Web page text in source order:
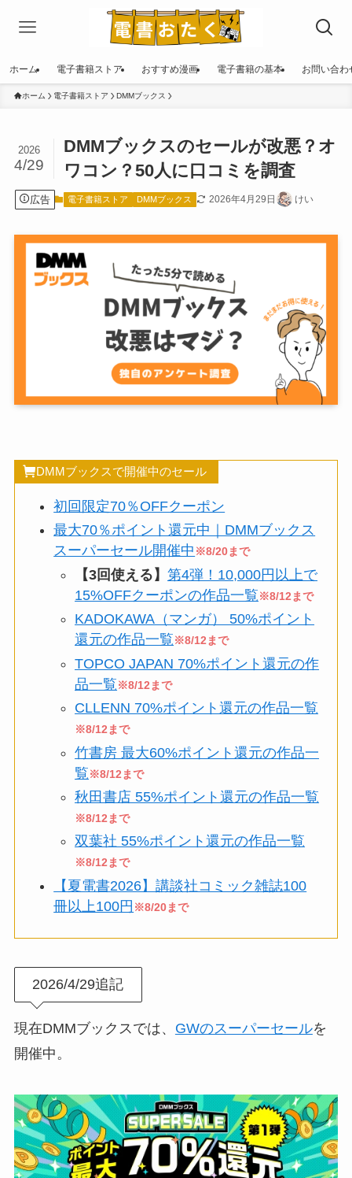
ホーム 電子書籍ストア おすすめ漫画 電子書籍の基本 お問い合わ
ホーム 電子書籍ストア DMMブックス
DMMブックスのセールが改悪？オ
ワコン？50人に口コミを調査
2026
4/29
広告 電子書籍ストア DMMブックス 2026年4月29日 けい
DMMブックスで開催中のセール
初回限定70％OFFクーポン
最大70％ポイント還元中｜DMMブックス
スーパーセール開催中 ※8/20まで
【3回使える】第4弾！10,000円以上で
15%OFFクーポンの作品一覧※8/12まで
KADOKAWA（マンガ） 50%ポイント
還元の作品一覧※8/12まで
TOPCO JAPAN 70%ポイント還元の作
品一覧※8/12まで
CLLENN 70%ポイント還元の作品一覧
※8/12まで
竹書房 最大60%ポイント還元の作品一
覧※8/12まで
秋田書店 55%ポイント還元の作品一覧
※8/12まで
双葉社 55%ポイント還元の作品一覧
※8/12まで
【夏電書2026】講談社コミック雑誌100
冊以上100円 ※8/20まで
2026/4/29追記
現在DMMブックスでは、 GWのスーパーセールを
開催中。